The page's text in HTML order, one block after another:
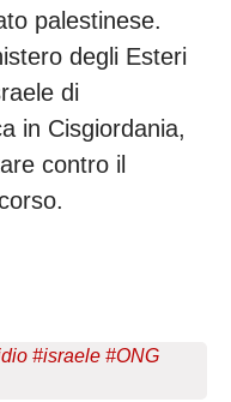
palestinese.
degli Esteri
di
in Cisgiordania,
contro il
#israele #ONG